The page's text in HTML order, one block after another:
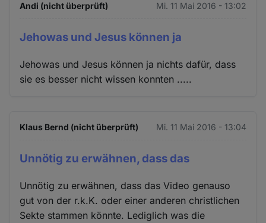
Andi (nicht überprüft) Mi. 11 Mai 2016 - 13:02
Jehowas und Jesus können ja
Jehowas und Jesus können ja nichts dafür, dass
sie es besser nicht wissen konnten .....
Klaus Bernd (nicht überprüft) Mi. 11 Mai 2016 - 13:04
Unnötig zu erwähnen, dass das
Unnötig zu erwähnen, dass das Video genauso
gut von der r.k.K. oder einer anderen christlichen
Sekte stammen könnte. Lediglich was die